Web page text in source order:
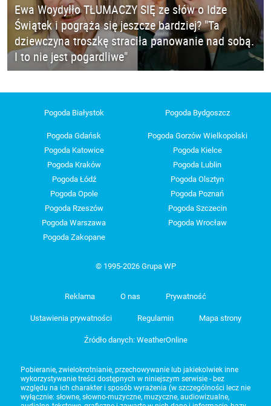
Ewa Woydyłło TŁUMACZY SIĘ ze słów o Idze
Świątek i pogrąża się jeszcze bardziej? "Ta
dziewczyna troszkę straciła panowanie nad sobą.
I to nie jest pogardliwe"
Pogoda Białystok Pogoda Bydgoszcz
Pogoda Gdańsk
Pogoda Gorzów Wielkopolski
Pogoda Katowice
Pogoda Kielce
Pogoda Kraków
Pogoda Lublin
Pogoda Łódź
Pogoda Olsztyn
Pogoda Opole
Pogoda Poznań
Pogoda Rzeszów
Pogoda Szczecin
Pogoda Warszawa
Pogoda Wrocław
Pogoda Zakopane
© 1995-2026 Grupa WP
Reklama O nas Prywatność
Ustawienia prywatności Regulamin Mapa strony
Źródło danych: WeatherOnline
Pobieranie, zwielokrotnianie, przechowywanie lub jakiekolwiek inne
wykorzystywanie treści dostępnych w niniejszym serwisie - bez
względu na ich charakter i sposób wyrażenia (w szczególności lecz nie
wyłącznie: słowne, słowno-muzyczne, muzyczne, audiowizualne,